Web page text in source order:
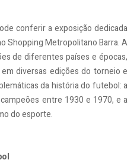
conferir a exposição dedicada
Shopping Metropolitano Barra. A
de diferentes países e épocas,
diversas edições do torneio e
da história do futebol: a
entre 1930 e 1970, e a
do esporte.